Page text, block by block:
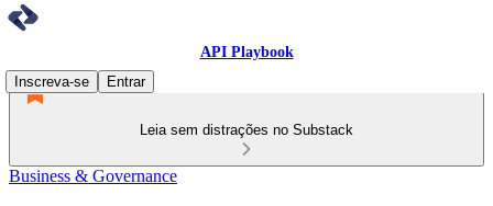
API Playbook
Inscreva-se
Entrar
Leia sem distrações no Substack
Business & Governance